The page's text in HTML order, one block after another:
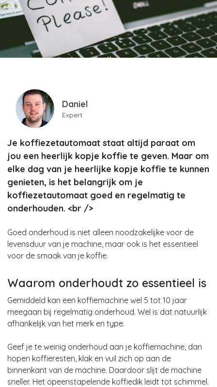
Daniel
Expert
Je koffiezetautomaat staat altijd paraat om
jou een heerlijk kopje koffie te geven. Maar om
elke dag van je heerlijke kopje koffie te kunnen
genieten, is het belangrijk om je
koffiezetautomaat goed en regelmatig te
onderhouden. <br />
Goed onderhoud is niet alleen noodzakelijke voor de
levensduur van je machine, maar ook is het essentieel
voor de smaak van je koffie.
Waarom onderhoudt zo essentieel is
Gemiddeld kan een koffiemachine wel 5 tot 10 jaar
meegaan bij regelmatig onderhoud. Wel is dat natuurlijk
afhankelijk van het merk en type.
Geef je te weinig onderhoud aan je koffiemachine, dan
hopen koffieresten, klak en vuil zich op aan de
binnenkant van de machine. Daardoor slijt de machine
sneller. Het opeenstapelende koffiedik leidt tot schimmel.